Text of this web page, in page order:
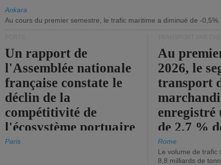
Ankara
Au cours du premier semestre, le trafic maritime a diminué de -0,5%.
Un rapport de
l'Assemblée nationale
française constate le
déclin de la
compétitivité de
l'écosystème portuaire
de l'État.
Paris
Au
2026, le
transport
enregistré
de 2,7 %
chiffre
Rome
Le volume de trafic
8,8 milliards de